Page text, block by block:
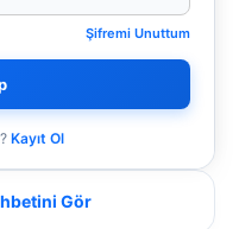
Şifremi Unuttum
Kayıt Ol
Gör